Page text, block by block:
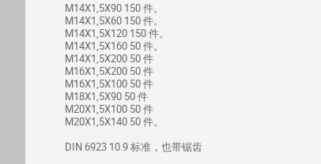
M14X1,5X90 150 件。
M14X1,5X60 150 件。
M14X1,5X120 150 件。
M14X1,5X160 50 件。
M14X1,5X200 50 件
M16X1,5X200 50 件
M16X1,5X100 50 件
M18X1,5X90 50 件
M20X1,5X100 50 件
M20X1,5X140 50 件。
DIN 6923 10.9 标准，也带锯齿